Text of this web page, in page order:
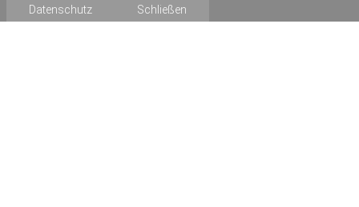
Angebote
Fachtagung
Über uns
Datenschutz Schließen